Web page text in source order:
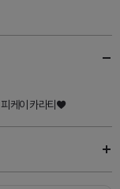
피케이 카라티♥